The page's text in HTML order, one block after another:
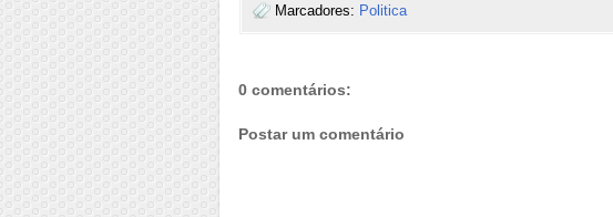
Marcadores: Politica
0 comentários:
Postar um comentário